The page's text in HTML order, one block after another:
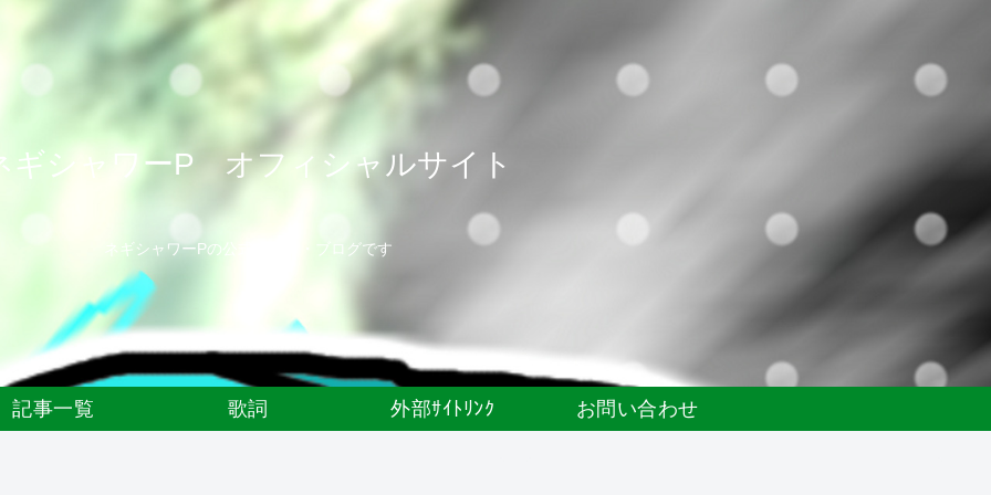
ギシャワーP オフィシャルサイト
ネギシャワーPの公式サイト・ブログです
記事一覧 歌詞 外部ｻｲﾄﾘﾝｸ お問い合わせ